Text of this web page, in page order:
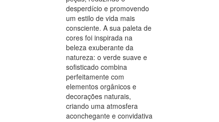
desperdício e promovendo
um estilo de vida mais
consciente. A sua paleta de
cores foi inspirada na
beleza exuberante da
natureza: o verde suave e
sofisticado combina
perfeitamente com
elementos orgânicos e
decorações naturais,
criando uma atmosfera
aconchegante e convidativa